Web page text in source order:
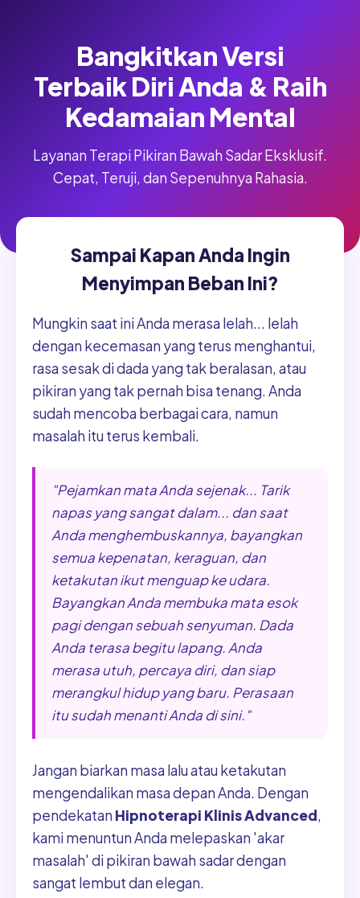
Bangkitkan Versi
Terbaik Diri Anda & Raih
Kedamaian Mental
Layanan Terapi Pikiran Bawah Sadar Eksklusif.
Cepat, Teruji, dan Sepenuhnya Rahasia.
Sampai Kapan Anda Ingin
Menyimpan Beban Ini?
Mungkin saat ini Anda merasa lelah... lelah
dengan kecemasan yang terus menghantui,
rasa sesak di dada yang tak beralasan, atau
pikiran yang tak pernah bisa tenang. Anda
sudah mencoba berbagai cara, namun
masalah itu terus kembali.
"Pejamkan mata Anda sejenak... Tarik
napas yang sangat dalam... dan saat
Anda menghembuskannya, bayangkan
semua kepenatan, keraguan, dan
ketakutan ikut menguap ke udara.
Bayangkan Anda membuka mata esok
pagi dengan sebuah senyuman. Dada
Anda terasa begitu lapang. Anda
merasa utuh, percaya diri, dan siap
merangkul hidup yang baru. Perasaan
itu sudah menanti Anda di sini."
Jangan biarkan masa lalu atau ketakutan
mengendalikan masa depan Anda. Dengan
pendekatan Hipnoterapi Klinis Advanced,
kami menuntun Anda melepaskan 'akar
masalah' di pikiran bawah sadar dengan
sangat lembut dan elegan.